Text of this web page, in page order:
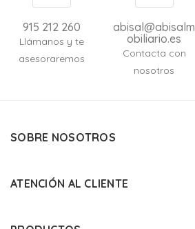
915 212 260
Llámanos y te
asesoraremos
abisal@abisalm
obiliario.es
Contacta con
nosotros
SOBRE NOSOTROS
ATENCIÓN AL CLIENTE